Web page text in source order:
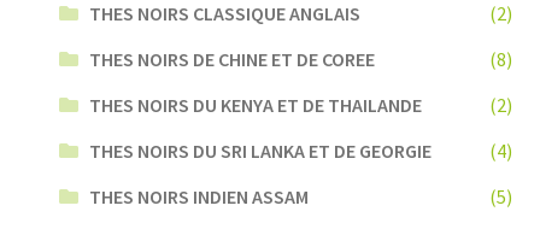
THES NOIRS CLASSIQUE ANGLAIS
(2)
THES NOIRS DE CHINE ET DE COREE
(8)
THES NOIRS DU KENYA ET DE THAILANDE
(2)
THES NOIRS DU SRI LANKA ET DE GEORGIE
(4)
THES NOIRS INDIEN ASSAM
(5)